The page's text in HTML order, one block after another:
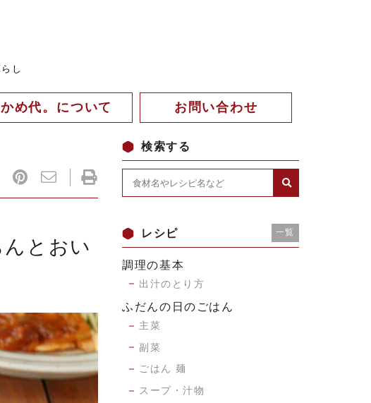
し
かめ代。について お問い合わせ
とおい
検索する
レシピ 一覧
調理の基本
出汁のとり方
ふだんの日のごはん
主菜
副菜
ごはん 麺
スープ・汁物